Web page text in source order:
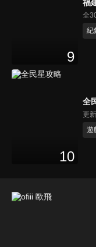
9
福
全
紀
10
全
更
遊